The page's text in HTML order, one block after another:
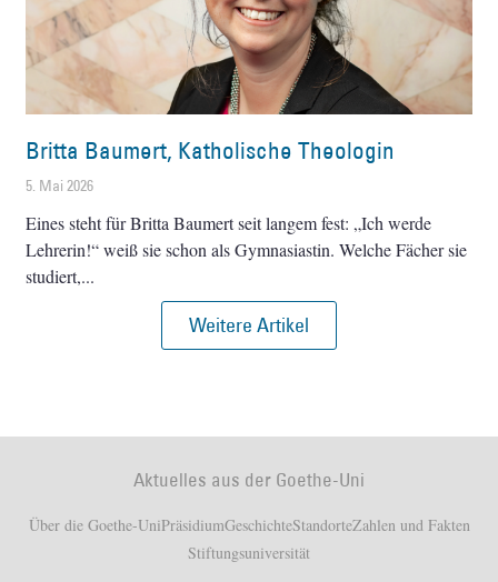
Britta Baumert, Katholische Theologin
5. Mai 2026
Eines steht für Britta Baumert seit langem fest: „Ich werde
Lehrerin!“ weiß sie schon als Gymnasiastin. Welche Fächer sie
studiert,
Weitere Artikel
Aktuelles aus der Goethe-Uni
Über die Goethe-UniPräsidiumGeschichteStandorteZahlen und Fakten
Stiftungsuniversität